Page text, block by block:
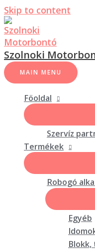
Skip to content
Szolnoki
MAIN MENU
Föoldal
Szervíz
Termékek
Robogó
Egyéb
Blokk,